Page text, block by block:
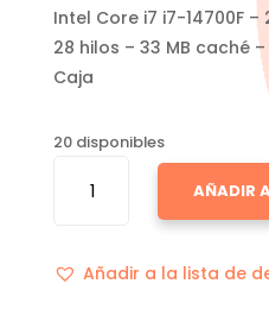
Intel Core i7 i7-14700F –
28 hilos – 33 MB caché –
Caja
20 disponibles
CORE
CANTIDAD
AÑADIR
Añadir a la lista de